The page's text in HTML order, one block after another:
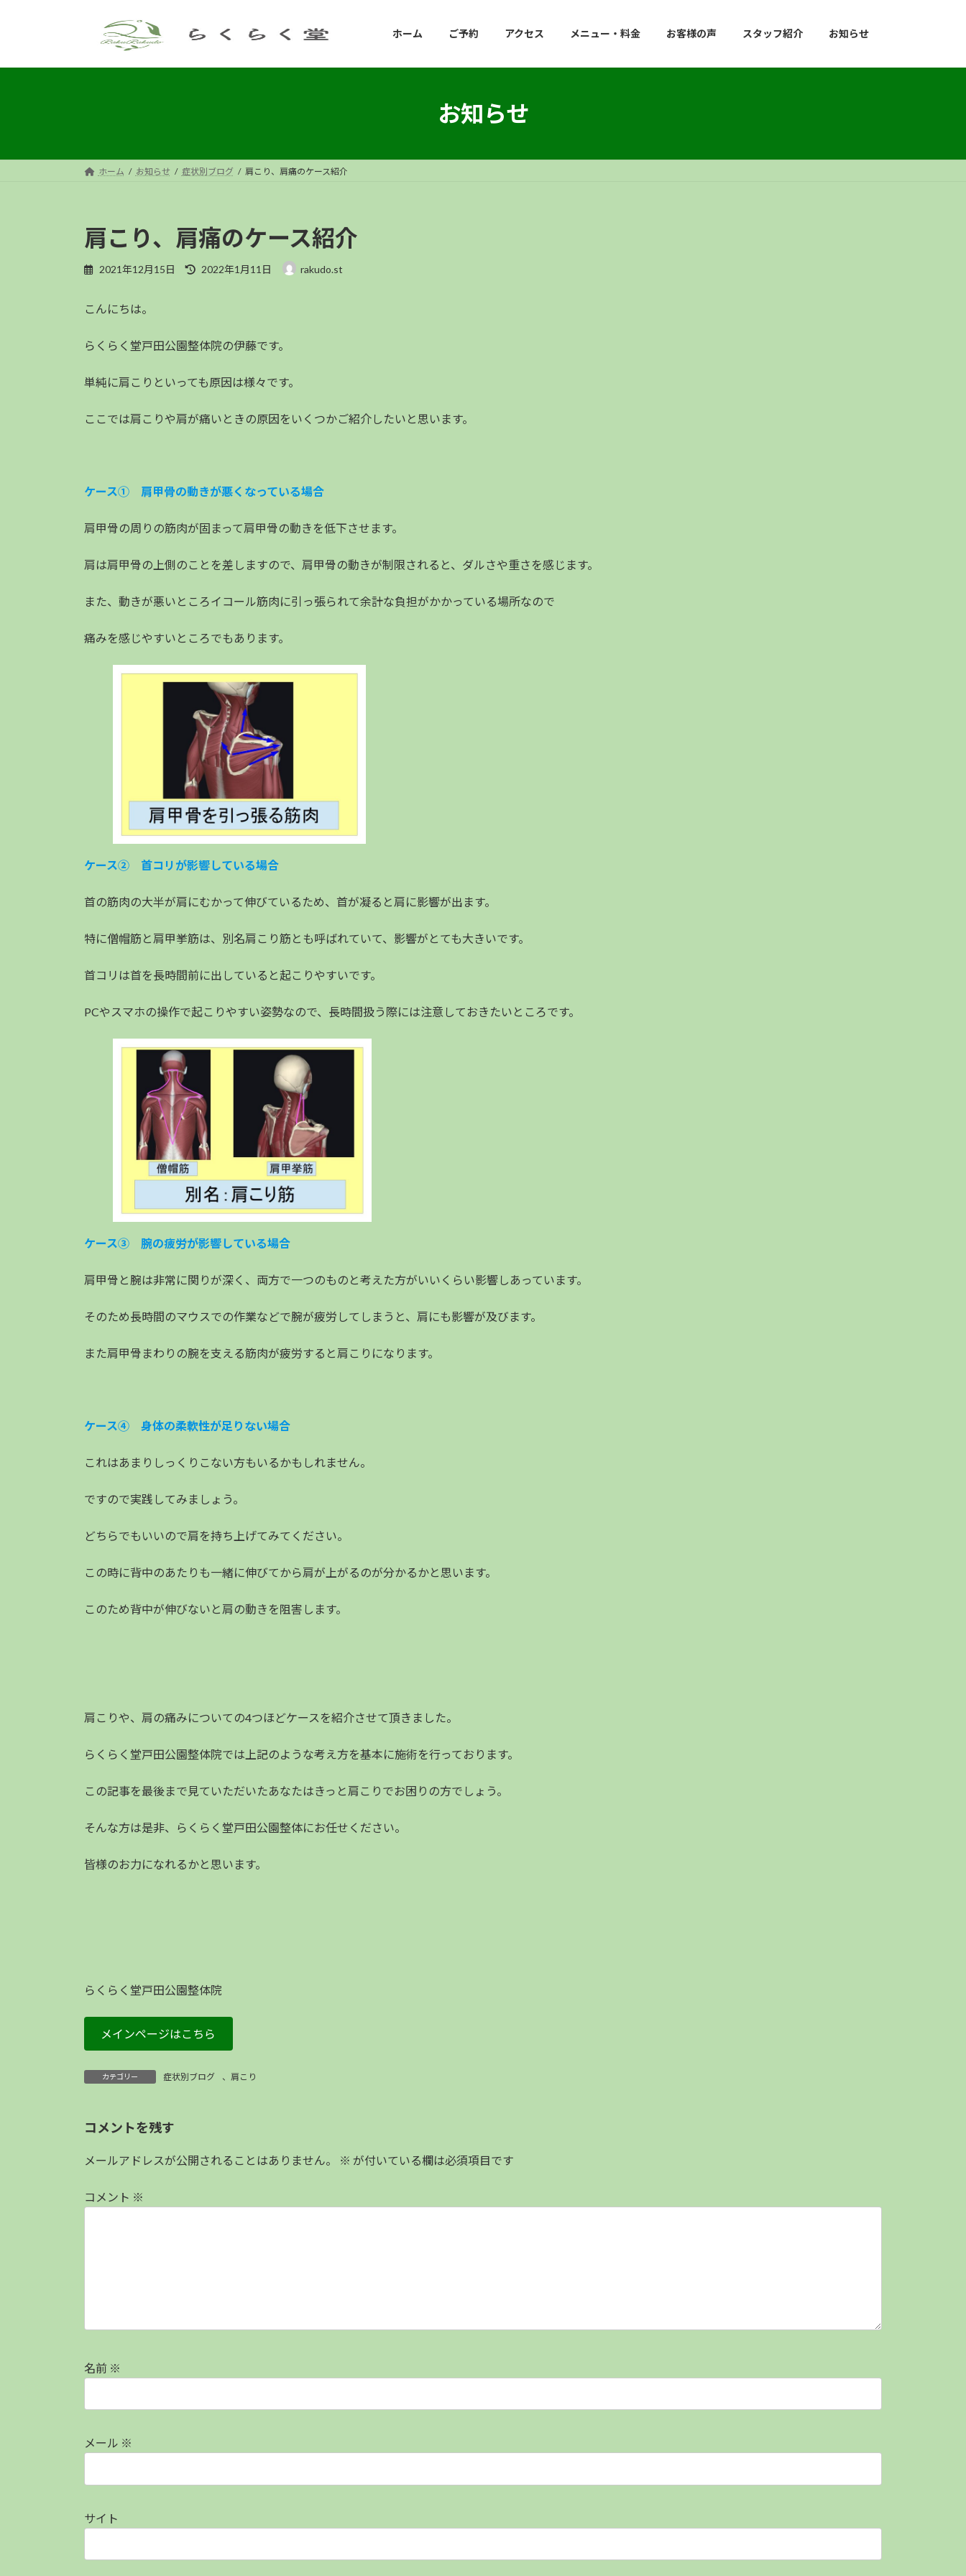
プ
動
ホーム ご予約 アクセス メニュー・料金 お客様の声 スタッフ紹介 お知らせ
お知らせ
ホーム お知らせ 症状別ブログ 肩こり、肩痛のケース紹介
肩こり、肩痛のケース紹介
2021年12月15日
最
時
:
2022年1月11日 rakudo.st
こんにちは。
らくらく堂戸田公園整体院の伊藤です。
単純に肩こりといっても原因は様々です。
ここでは肩こりや肩が痛いときの原因をいくつかご紹介したいと思います。
ケース① 肩甲骨の動きが悪くなっている場合
肩甲骨の周りの筋肉が固まって肩甲骨の動きを低下させます。
肩は肩甲骨の上側のことを差しますので、肩甲骨の動きが制限されると、ダルさや重さを感じます。
また、動きが悪いところイコール筋肉に引っ張られて余計な負担がかかっている場所なので
痛みを感じやすいところでもあります。
ケース② 首コリが影響している場合
首の筋肉の大半が肩にむかって伸びているため、首が凝ると肩に影響が出ます。
特に僧帽筋と肩甲挙筋は、別名肩こり筋とも呼ばれていて、影響がとても大きいです。
首コリは首を長時間前に出していると起こりやすいです。
PCやスマホの操作で起こりやすい姿勢なので、長時間扱う際には注意しておきたいところです。
ケース③ 腕の疲労が影響している場合
肩甲骨と腕は非常に関りが深く、両方で一つのものと考えた方がいいくらい影響しあっています。
そのため長時間のマウスでの作業などで腕が疲労してしまうと、肩にも影響が及びます。
また肩甲骨まわりの腕を支える筋肉が疲労すると肩こりになります。
ケース④ 身体の柔軟性が足りない場合
これはあまりしっくりこない方もいるかもしれません。
ですので実践してみましょう。
どちらでもいいので肩を持ち上げてみてください。
この時に背中のあたりも一緒に伸びてから肩が上がるのが分かるかと思います。
このため背中が伸びないと肩の動きを阻害します。
肩こりや、肩の痛みについての4つほどケースを紹介させて頂きました。
らくらく堂戸田公園整体院では上記のような考え方を基本に施術を行っております。
この記事を最後まで見ていただいたあなたはきっと肩こりでお困りの方でしょう。
そんな方は是非、らくらく堂戸田公園整体にお任せください。
皆様のお力になれるかと思います。
らくらく堂戸田公園整体院
メインページはこちら
カテゴリー 症状別ブログ 、 肩こり
コメントを残す
メールアドレスが公開されることはありません。 ※ が付いている欄は必須項目です
コメント ※
名前 ※
メール ※
サイト